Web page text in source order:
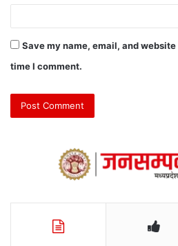
Save my name, email, and
time I comment.